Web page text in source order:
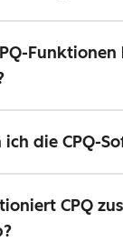
die CPQ-
CPQ